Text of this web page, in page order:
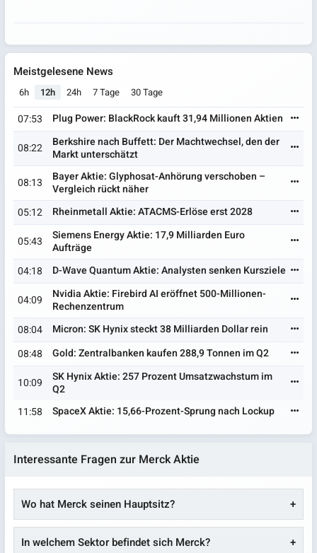
Meistgelesene News
6h 12h 24h 7 Tage 30 Tage
07:53
Plug Power: BlackRock kauft 31,94 Millionen Aktien
08:22
Berkshire nach Buffett: Der Machtwechsel, den der
Markt unterschätzt
08:13
Bayer Aktie: Glyphosat-Anhörung verschoben –
Vergleich rückt näher
05:12
Rheinmetall Aktie: ATACMS-Erlöse erst 2028
05:43
Siemens Energy Aktie: 17,9 Milliarden Euro
Aufträge
04:18
D-Wave Quantum Aktie: Analysten senken Kursziele
04:09
Nvidia Aktie: Firebird AI eröffnet 500-Millionen-
Rechenzentrum
08:04
Micron: SK Hynix steckt 38 Milliarden Dollar rein
08:48
Gold: Zentralbanken kaufen 288,9 Tonnen im Q2
10:09
SK Hynix Aktie: 257 Prozent Umsatzwachstum im
Q2
11:58
SpaceX Aktie: 15,66-Prozent-Sprung nach Lockup
Interessante Fragen zur Merck Aktie
Wo hat Merck seinen Hauptsitz?
In welchem Sektor befindet sich Merck?